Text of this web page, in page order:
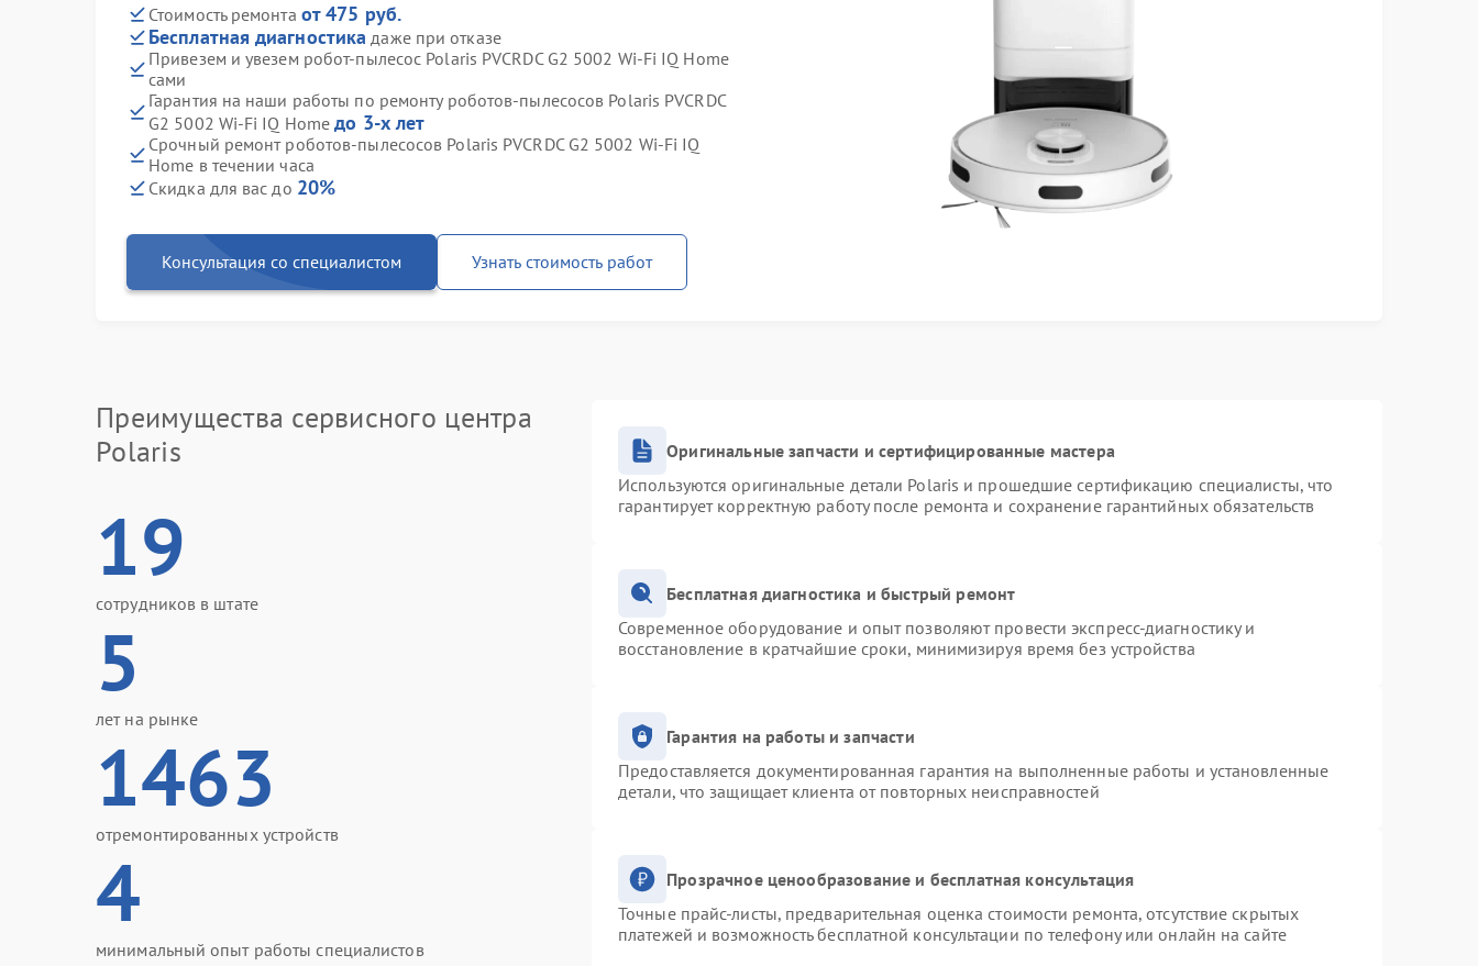
Стоимость ремонта от 475 руб.
Бесплатная диагностика даже при отказе
Привезем и увезем робот-пылесос Polaris PVCRDC G2 5002 Wi-Fi IQ Home
сами
Гарантия на наши работы по ремонту роботов-пылесосов Polaris PVCRDC
G2 5002 Wi-Fi IQ Homeдо 3-х лет
Срочный ремонт роботов-пылесосов Polaris PVCRDC G2 5002 Wi-Fi IQ
Home в течении часа
Скидка для вас до 20%
Консультация со специалистом Узнать стоимость работ
Преимущества сервисного центра
Polaris
19
сотрудников в штате
5
лет на рынке
1463
отремонтированных устройств
4
минимальный опыт работы специалистов
Оригинальные запчасти и сертифицированные мастера
Используются оригинальные детали Polaris и прошедшие сертификацию специалисты, что
гарантирует корректную работу после ремонта и сохранение гарантийных обязательств
Бесплатная диагностика и быстрый ремонт
Современное оборудование и опыт позволяют провести экспресс-диагностику и
восстановление в кратчайшие сроки, минимизируя время без устройства
Гарантия на работы и запчасти
Предоставляется документированная гарантия на выполненные работы и установленные
детали, что защищает клиента от повторных неисправностей
Прозрачное ценообразование и бесплатная консультация
Точные прайс-листы, предварительная оценка стоимости ремонта, отсутствие скрытых
платежей и возможность бесплатной консультации по телефону или онлайн на сайте